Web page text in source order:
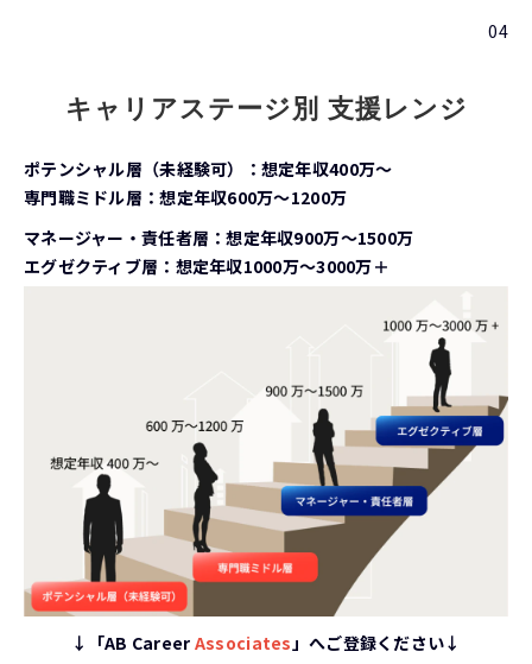
04
キャリアステージ別 支援レンジ
ポテンシャル層（未経験可）：想定年収400万〜
専門職ミドル層：想定年収600万〜1200万
マネージャー・責任者層：想定年収900万〜1500万
エグゼクティブ層：想定年収1000万〜3000万＋
↓「AB Career Associates」へご登録ください↓